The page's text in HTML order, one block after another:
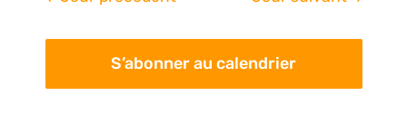
S’abonner au calendrier